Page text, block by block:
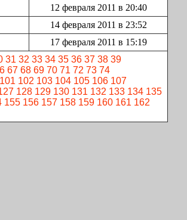
12 февраля 2011 в 20:40
14 февраля 2011 в 23:52
17 февраля 2011 в 15:19
31 32 33 34 35 36 37 38 39
67 68 69 70 71 72 73 74
101 102 103 104 105 106 107
128 129 130 131 132 133 134 135
155 156 157 158 159 160 161 162